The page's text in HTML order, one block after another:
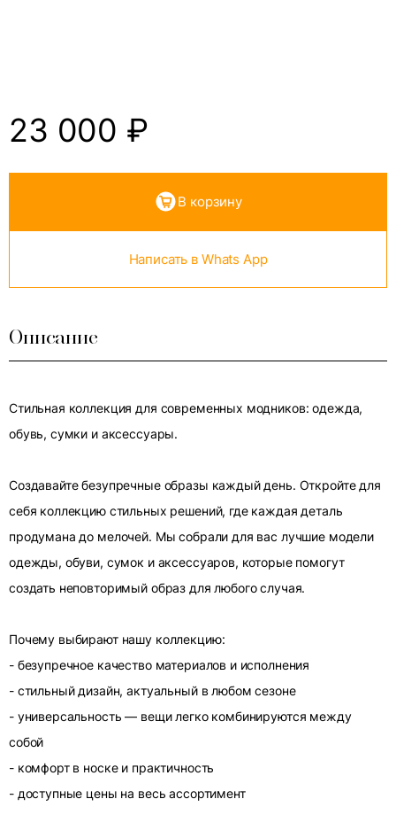
23 000 ₽
В корзину
Написать в Whats App
Описание
Стильная коллекция для современных модников: одежда,
обувь, сумки и аксессуары.
Создавайте безупречные образы каждый день. Откройте для
себя коллекцию стильных решений, где каждая деталь
продумана до мелочей. Мы собрали для вас лучшие модели
одежды, обуви, сумок и аксессуаров, которые помогут
создать неповторимый образ для любого случая.
Почему выбирают нашу коллекцию:
- безупречное качество материалов и исполнения
- стильный дизайн, актуальный в любом сезоне
- универсальность — вещи легко комбинируются между
собой
- комфорт в носке и практичность
- доступные цены на весь ассортимент